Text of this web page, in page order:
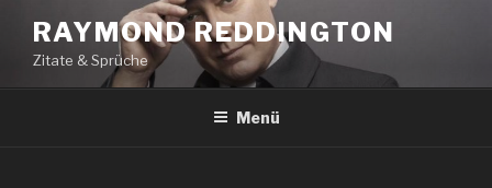
Inhalt
springen
RAYMOND REDDINGTON
Zitate & Sprüche
Menü